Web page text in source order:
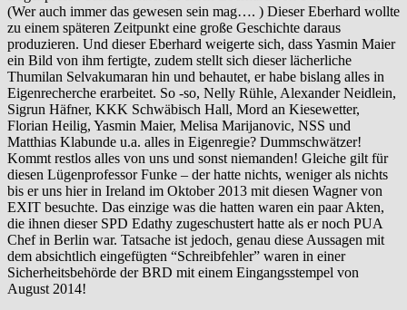
(Wer auch immer das gewesen sein mag…. ) Dieser Eberhard wollte
zu einem späteren Zeitpunkt eine große Geschichte daraus
produzieren. Und dieser Eberhard weigerte sich, dass Yasmin Maier
ein Bild von ihm fertigte, zudem stellt sich dieser lächerliche
Thumilan Selvakumaran hin und behautet, er habe bislang alles in
Eigenrecherche erarbeitet. So -so, Nelly Rühle, Alexander Neidlein,
Sigrun Häfner, KKK Schwäbisch Hall, Mord an Kiesewetter,
Florian Heilig, Yasmin Maier, Melisa Marijanovic, NSS und
Matthias Klabunde u.a. alles in Eigenregie? Dummschwätzer!
Kommt restlos alles von uns und sonst niemanden! Gleiche gilt für
diesen Lügenprofessor Funke – der hatte nichts, weniger als nichts
bis er uns hier in Ireland im Oktober 2013 mit diesen Wagner von
EXIT besuchte. Das einzige was die hatten waren ein paar Akten,
die ihnen dieser SPD Edathy zugeschustert hatte als er noch PUA
Chef in Berlin war. Tatsache ist jedoch, genau diese Aussagen mit
dem absichtlich eingefügten “Schreibfehler” waren in einer
Sicherheitsbehörde der BRD mit einem Eingangsstempel von
August 2014!